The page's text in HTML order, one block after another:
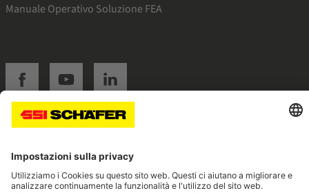
Manuale Operativo Soluzione FEA
SSI facebookSSI youtubeSSI linkedin